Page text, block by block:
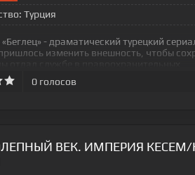
Турция
«Беглец» - драматический турецкий
изменить внешность, чтобы
отдал службе в правоохранительных
0 голосов
ВЕК. ИМПЕРИЯ КЕСЕМ/